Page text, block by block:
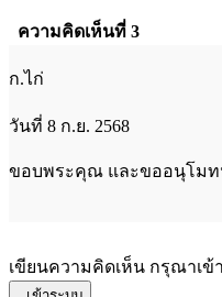
ความคิดเห็นที่ 3
ก.ไก่
วันที่ 8 ก.ย. 2568
ขอบพระคุณ และขออนุโมท
เขียนความคิดเห็น กรุณาเข้